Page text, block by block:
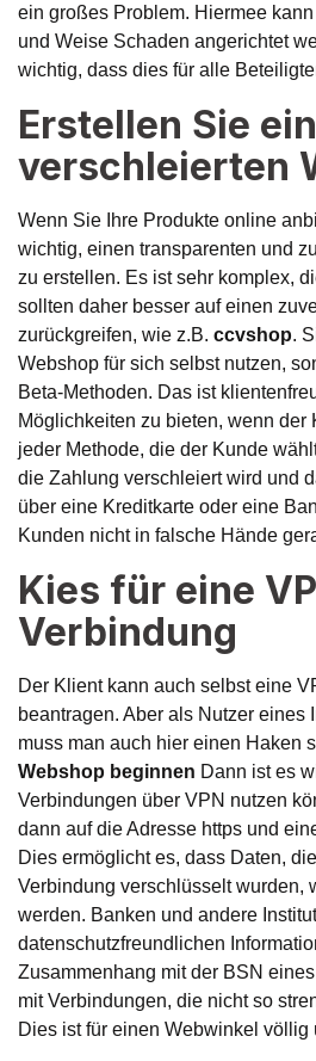
ein großes Problem. Hiermee
und Weise Schaden angerichtet
wichtig, dass dies für alle
Erstellen Sie
verschleierten
Wenn Sie Ihre Produkte online
wichtig, einen transparenten und
zu erstellen. Es ist sehr komplex,
sollten daher besser auf einen
zurückgreifen, wie z.B. ccvshop.
Webshop für sich selbst nutzen,
Beta-Methoden. Das ist
Möglichkeiten zu bieten, wenn der
jeder Methode, die der Kunde
die Zahlung verschleiert wird und
über eine Kreditkarte oder eine
Kunden nicht in falsche Hände
Kies für eine
Verbindung
Der Klient kann auch selbst eine
beantragen. Aber als Nutzer eines
muss man auch hier einen Haken
Webshop beginnen Dann ist es
Verbindungen über VPN nutzen
dann auf die Adresse https und
Dies ermöglicht es, dass Daten,
Verbindung verschlüsselt wurden,
werden. Banken und andere
datenschutzfreundlichen
Zusammenhang mit der BSN
mit Verbindungen, die nicht so
Dies ist für einen Webwinkel völlig